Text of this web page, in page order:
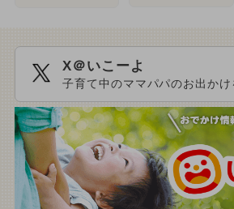
X＠いこーよ
子育て中のママパパのお出かけ